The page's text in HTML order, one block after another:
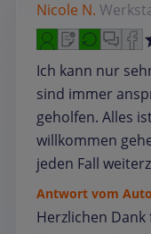
Nicole N.
Ich kann nur
sind immer
geholfen. Alles
willkommen
jeden Fall
Antwort vom
Herzlichen Dank